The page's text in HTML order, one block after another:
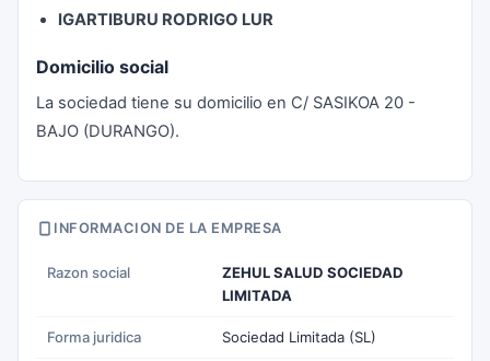
IGARTIBURU RODRIGO LUR
Domicilio social
La sociedad tiene su domicilio en C/ SASIKOA 20 -
BAJO (DURANGO).
INFORMACION DE LA EMPRESA
Razon social
ZEHUL SALUD SOCIEDAD
LIMITADA
Forma juridica Sociedad Limitada (SL)